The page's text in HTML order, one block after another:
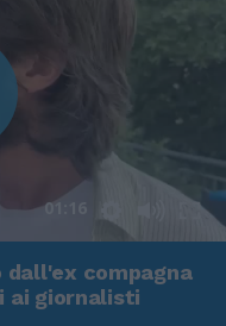
01:16
dall'ex compagna
ai giornalisti